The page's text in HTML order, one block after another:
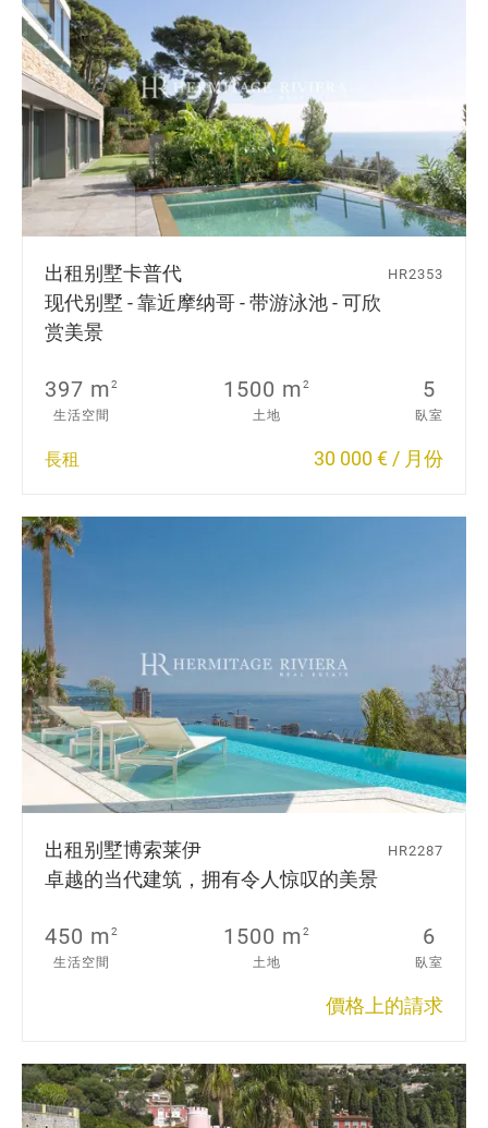
出租别墅卡普代
现代别墅 - 靠近摩纳哥 - 带游泳池 - 可欣
赏美景
HR2353
397 m2
生活空間
1500 m2
土地
5
臥室
長租 30 000 € / 月份
出租别墅博索莱伊
卓越的当代建筑，拥有令人惊叹的美景
HR2287
450 m2
生活空間
1500 m2
土地
6
臥室
價格上的請求